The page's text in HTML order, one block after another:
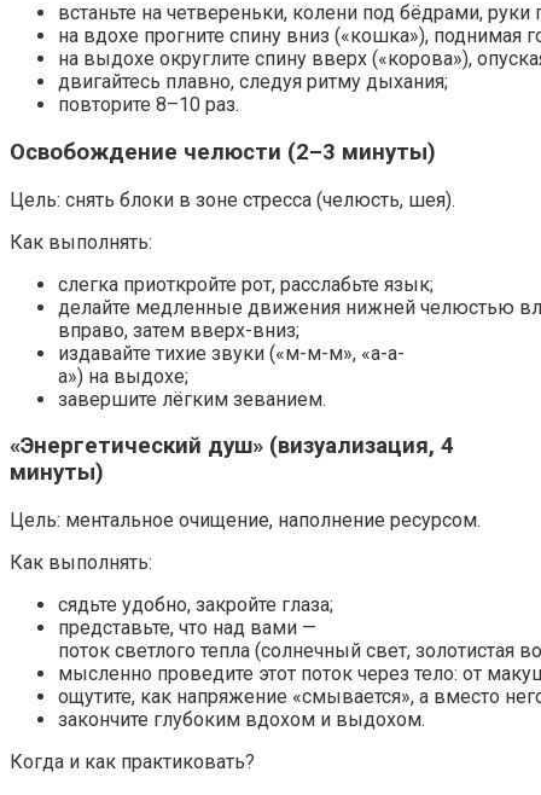
встаньте на четвереньки, колени под бёдрами, руки
на вдохе прогните спину вниз («кошка»), поднимая
на выдохе округлите спину вверх («корова»),
двигайтесь плавно, следуя ритму дыхания;
повторите 8–10 раз.
Освобождение челюсти (2–3 минуты)
Цель: снять блоки в зоне стресса (челюсть, шея).
Как выполнять:
слегка приоткройте рот, расслабьте язык;
делайте медленные движения нижней челюстью
вправо, затем вверх-вниз;
издавайте тихие звуки («м-м-м», «а-а-
а») на выдохе;
завершите лёгким зеванием.
«Энергетический душ» (визуализация, 4
минуты)
Цель: ментальное очищение, наполнение ресурсом.
Как выполнять:
сядьте удобно, закройте глаза;
представьте, что над вами —
поток светлого тепла (солнечный свет, золотистая
мысленно проведите этот поток через тело: от
ощутите, как напряжение «смывается», а вместо
закончите глубоким вдохом и выдохом.
Когда и как практиковать?